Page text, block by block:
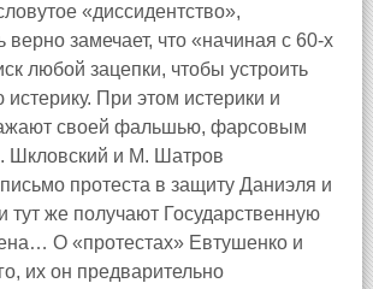
«диссидентство»,
верно замечает, что «начиная с 60‑х
любой зацепки, чтобы устроить
истерику. При этом истерики и
своей фальшью, фарсовым
Шкловский и М. Шатров
протеста в защиту Даниэля и
тут же получают Государственную
О «протестах» Евтушенко и
их он предварительно